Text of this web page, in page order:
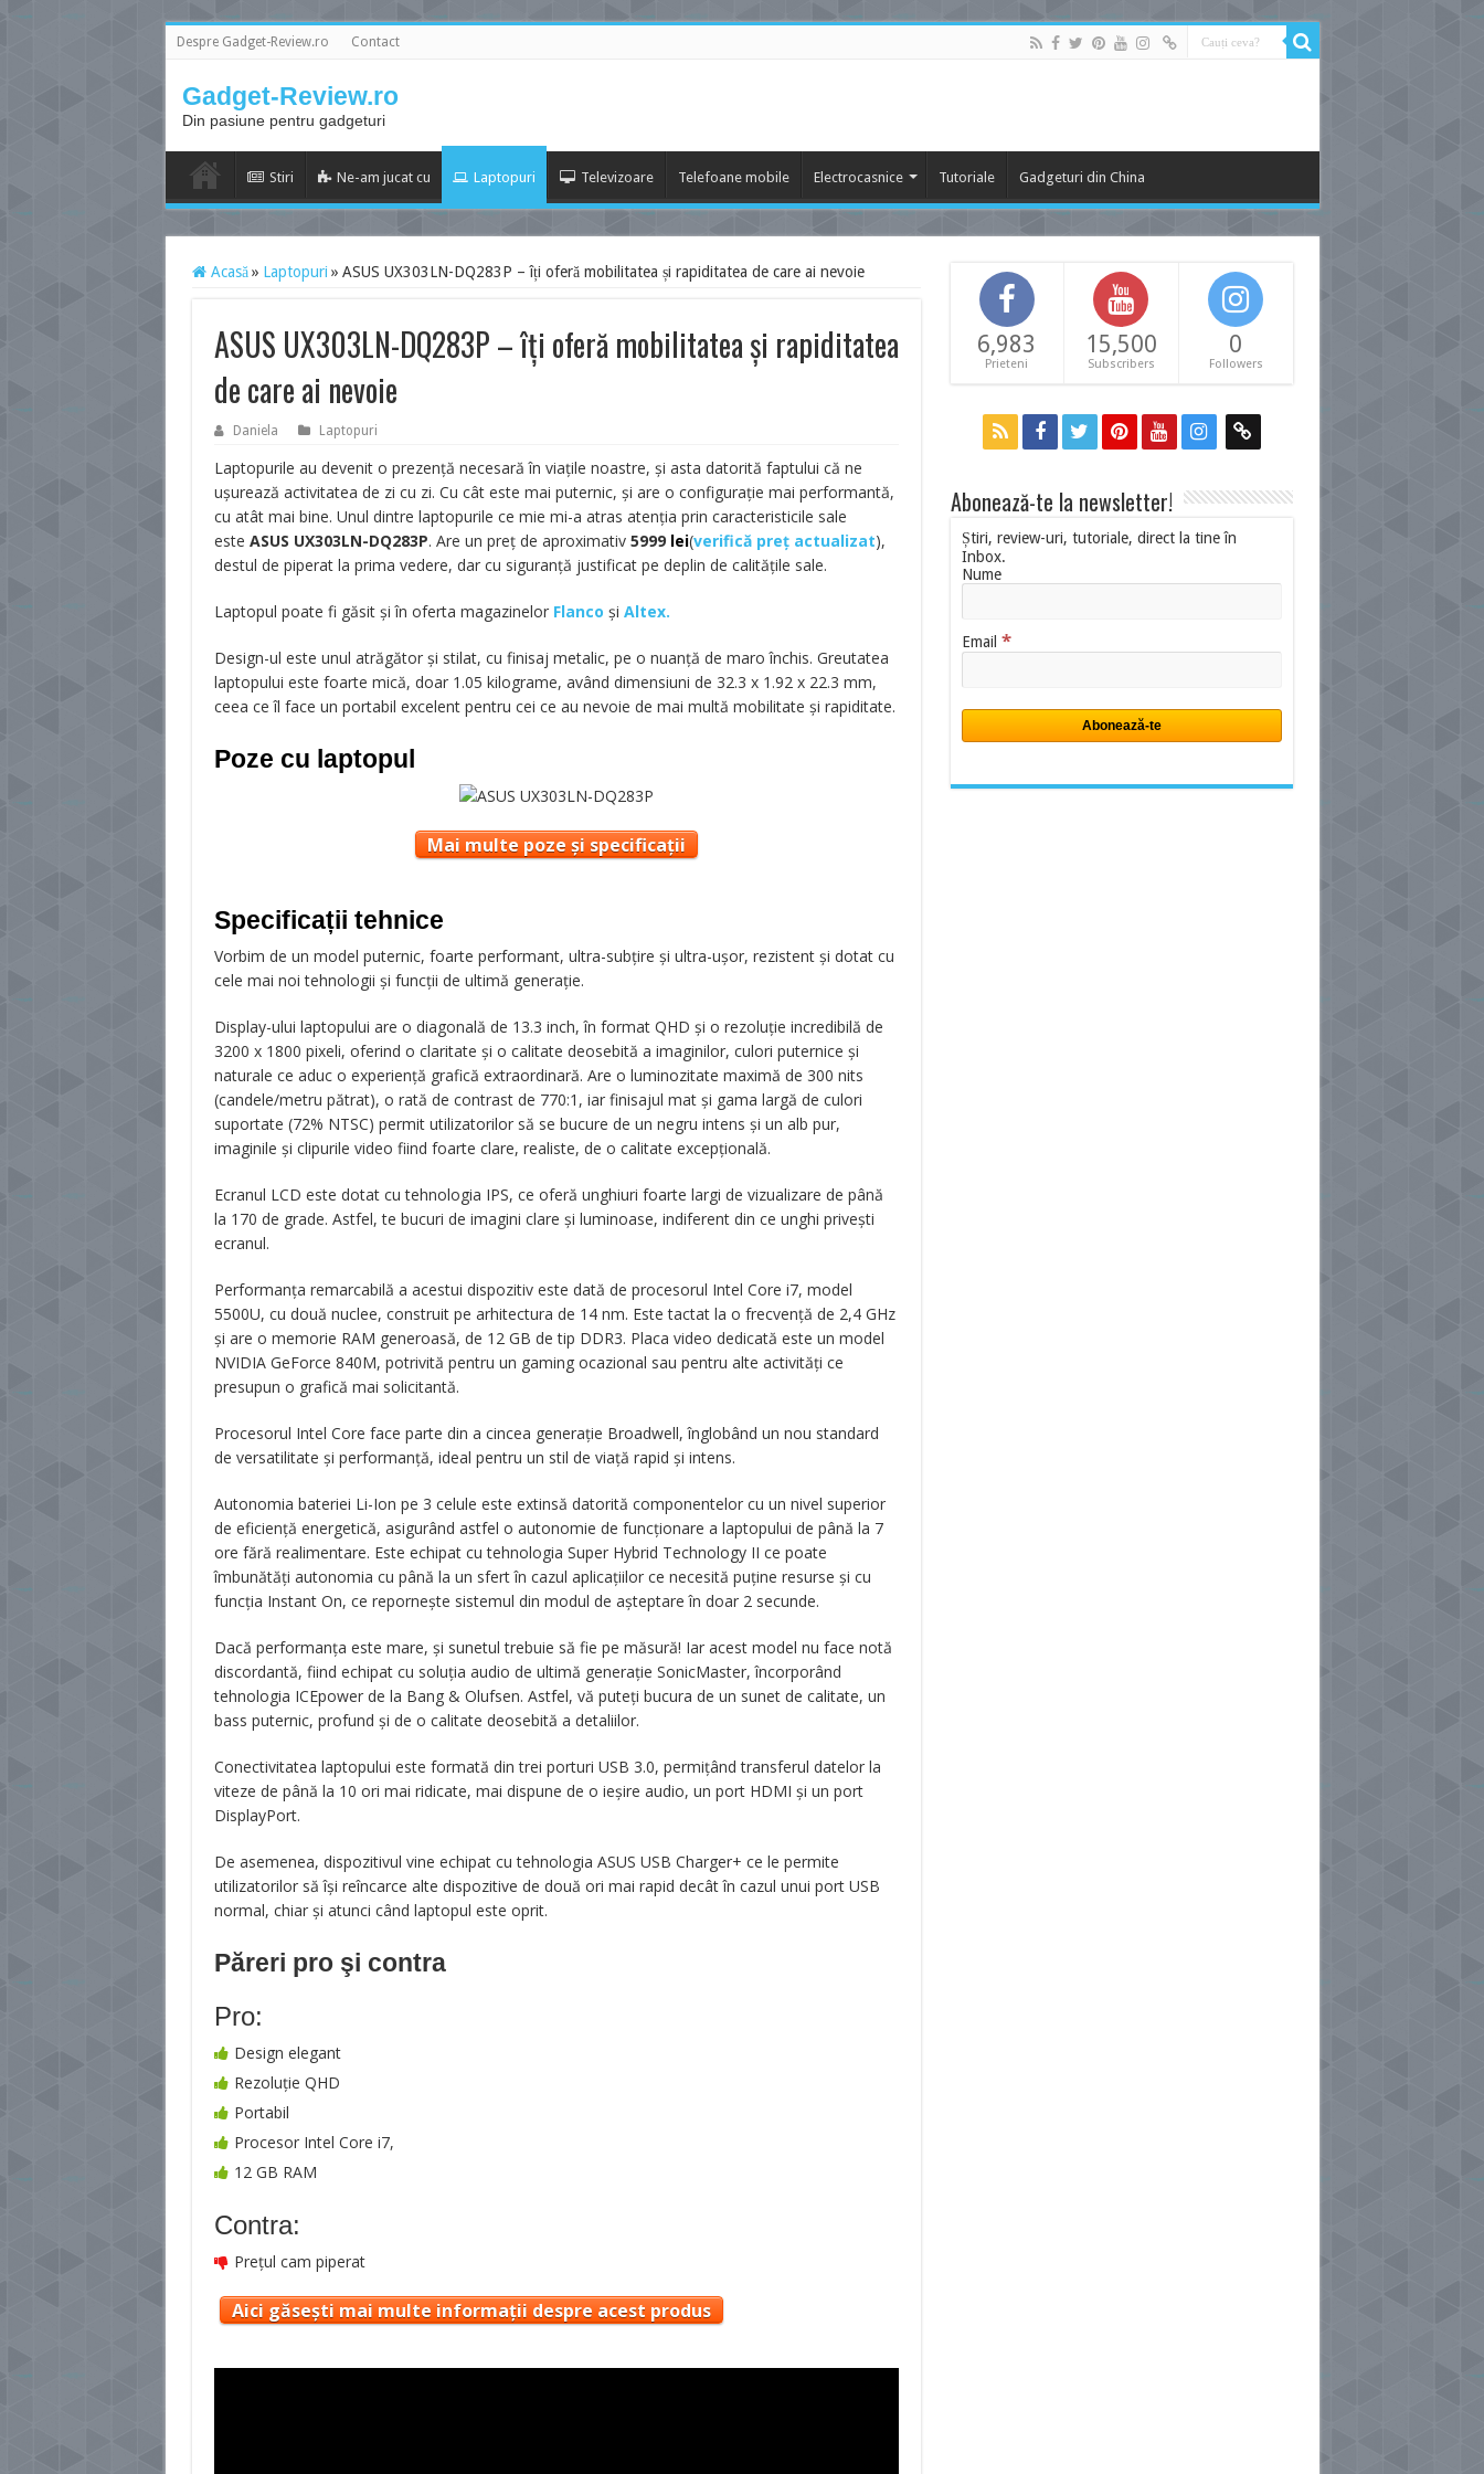
Despre Gadget-Review.ro Contact
Gadget-Review.ro
Din pasiune pentru gadgeturi
Stiri Ne-am jucat cu Laptopuri Televizoare Telefoane mobile Electrocasnice Tutoriale Gadgeturi din China
Acasă » Laptopuri » ASUS UX303LN-DQ283P – îți oferă mobilitatea și rapiditatea de care ai nevoie
ASUS UX303LN-DQ283P – îți oferă mobilitatea și rapiditatea
de care ai nevoie
Daniela Laptopuri
Laptopurile au devenit o prezență necesară în viațile noastre, și asta datorită faptului că ne
ușurează activitatea de zi cu zi. Cu cât este mai puternic, și are o configurație mai performantă,
cu atât mai bine. Unul dintre laptopurile ce mie mi-a atras atenția prin caracteristicile sale
este ASUS UX303LN-DQ283P. Are un preț de aproximativ 5999 lei(verifică preț actualizat),
destul de piperat la prima vedere, dar cu siguranță justificat pe deplin de calitățile sale.
Laptopul poate fi găsit și în oferta magazinelor Flanco și Altex.
Design-ul este unul atrăgător și stilat, cu finisaj metalic, pe o nuanță de maro închis. Greutatea
laptopului este foarte mică, doar 1.05 kilograme, având dimensiuni de 32.3 x 1.92 x 22.3 mm,
ceea ce îl face un portabil excelent pentru cei ce au nevoie de mai multă mobilitate și rapiditate.
Poze cu laptopul
Mai multe poze și specificații
Specificații tehnice
Vorbim de un model puternic, foarte performant, ultra-subțire și ultra-ușor, rezistent și dotat cu
cele mai noi tehnologii și funcții de ultimă generație.
Display-ului laptopului are o diagonală de 13.3 inch, în format QHD și o rezoluție incredibilă de
3200 x 1800 pixeli, oferind o claritate și o calitate deosebită a imaginilor, culori puternice și
naturale ce aduc o experiență grafică extraordinară. Are o luminozitate maximă de 300 nits
(candele/metru pătrat), o rată de contrast de 770:1, iar finisajul mat și gama largă de culori
suportate (72% NTSC) permit utilizatorilor să se bucure de un negru intens și un alb pur,
imaginile și clipurile video fiind foarte clare, realiste, de o calitate excepțională.
Ecranul LCD este dotat cu tehnologia IPS, ce oferă unghiuri foarte largi de vizualizare de până
la 170 de grade. Astfel, te bucuri de imagini clare și luminoase, indiferent din ce unghi privești
ecranul.
Performanța remarcabilă a acestui dispozitiv este dată de procesorul Intel Core i7, model
5500U, cu două nuclee, construit pe arhitectura de 14 nm. Este tactat la o frecvență de 2,4 GHz
și are o memorie RAM generoasă, de 12 GB de tip DDR3. Placa video dedicată este un model
NVIDIA GeForce 840M, potrivită pentru un gaming ocazional sau pentru alte activități ce
presupun o grafică mai solicitantă.
Procesorul Intel Core face parte din a cincea generație Broadwell, înglobând un nou standard
de versatilitate și performanță, ideal pentru un stil de viață rapid și intens.
Autonomia bateriei Li-Ion pe 3 celule este extinsă datorită componentelor cu un nivel superior
de eficiență energetică, asigurând astfel o autonomie de funcționare a laptopului de până la 7
ore fără realimentare. Este echipat cu tehnologia Super Hybrid Technology II ce poate
îmbunătăți autonomia cu până la un sfert în cazul aplicațiilor ce necesită puține resurse și cu
funcția Instant On, ce repornește sistemul din modul de așteptare în doar 2 secunde.
Dacă performanța este mare, și sunetul trebuie să fie pe măsură! Iar acest model nu face notă
discordantă, fiind echipat cu soluția audio de ultimă generație SonicMaster, încorporând
tehnologia ICEpower de la Bang & Olufsen. Astfel, vă puteți bucura de un sunet de calitate, un
bass puternic, profund și de o calitate deosebită a detaliilor.
Conectivitatea laptopului este formată din trei porturi USB 3.0, permițând transferul datelor la
viteze de până la 10 ori mai ridicate, mai dispune de o ieșire audio, un port HDMI și un port
DisplayPort.
De asemenea, dispozitivul vine echipat cu tehnologia ASUS USB Charger+ ce le permite
utilizatorilor să își reîncarce alte dispozitive de două ori mai rapid decât în cazul unui port USB
normal, chiar și atunci când laptopul este oprit.
Păreri pro şi contra
Pro:
Design elegant
Rezoluţie QHD
Portabil
Procesor Intel Core i7,
12 GB RAM
Contra:
Preţul cam piperat
Aici găsești mai multe informații despre acest produs
6,983
Prieteni
15,500
Subscribers
0
Followers
Abonează-te la newsletter!
Știri, review-uri, tutoriale, direct la tine în
Inbox.
Nume
Email *